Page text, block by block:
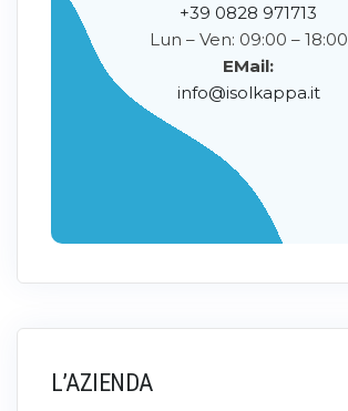
+39 0828 971713
Lun – Ven: 09:00 – 18:00
EMail:
info@isolkappa.it
L’AZIENDA